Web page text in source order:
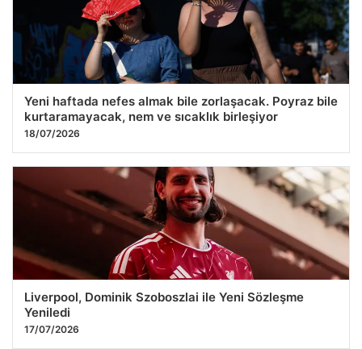
Yeni haftada nefes almak bile zorlaşacak. Poyraz bile
kurtaramayacak, nem ve sıcaklık birleşiyor
18/07/2026
Liverpool, Dominik Szoboszlai ile Yeni Sözleşme
Yeniledi
17/07/2026